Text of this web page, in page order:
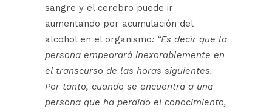
sangre y el cerebro puede ir
aumentando por acumulación del
alcohol en el organismo: “Es decir que la
persona empeorará inexorablemente en
el transcurso de las horas siguientes.
Por tanto, cuando se encuentra a una
persona que ha perdido el conocimiento,